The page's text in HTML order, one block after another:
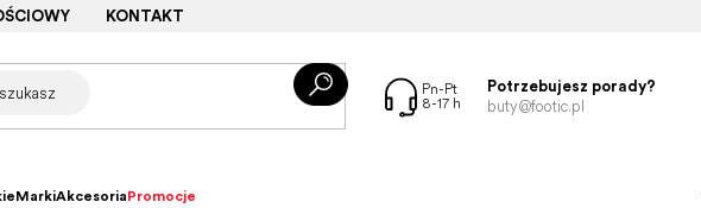
KONTAKT
Potrzebujesz porady?
buty@footic.pl
MarkiAkcesoriaPromocje